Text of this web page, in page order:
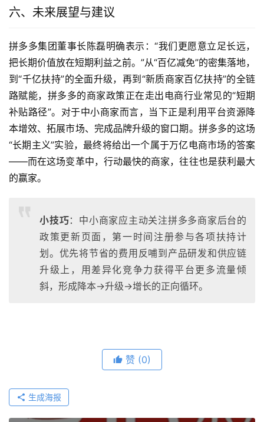
六、未来展望与建议
拼多多集团董事长陈磊明确表示：“我们更愿意立足长远，
把长期价值放在短期利益之前。”从“百亿减免”的密集落地，
到“千亿扶持”的全面升级，再到“新质商家百亿扶持”的全链
路赋能，拼多多的商家政策正在走出电商行业常见的“短期
补贴路径”。对于中小商家而言，当下正是利用平台资源降
本增效、拓展市场、完成品牌升级的窗口期。拼多多的这场
“长期主义”实验，最终将给出一个属于万亿电商市场的答案
——而在这场变革中，行动最快的商家，往往也是获利最大
的赢家。
小技巧：中小商家应主动关注拼多多商家后台的
政策更新页面，第一时间注册参与各项扶持计
划。优先将节省的费用反哺到产品研发和供应链
升级上，用差异化竞争力获得平台更多流量倾
斜，形成降本→升级→增长的正向循环。
赞 (0)
生成海报